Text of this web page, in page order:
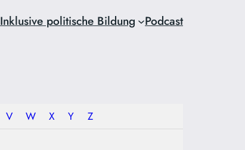
Inklusive politische Bildung Podcast
V W X Y
Z